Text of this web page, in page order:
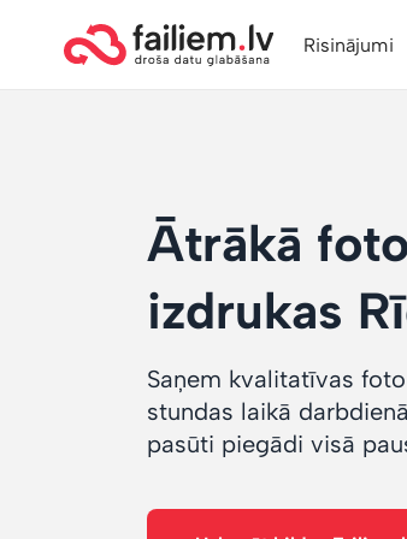
Risinājumi
Ātrākā
izdrukas
Saņem kvalitatīvas
stundas laikā
pasūti piegādi visā